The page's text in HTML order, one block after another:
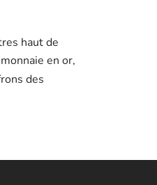
haut de
en or,
des